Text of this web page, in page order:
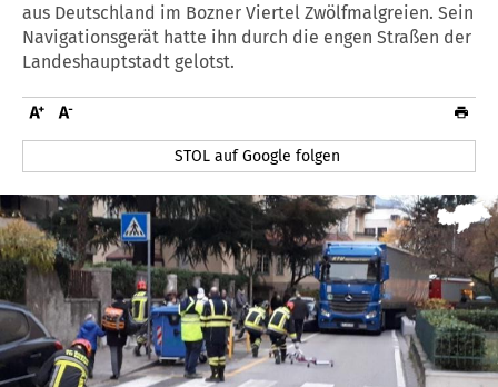
aus Deutschland im Bozner Viertel Zwölfmalgreien. Sein
Navigationsgerät hatte ihn durch die engen Straßen der
Landeshauptstadt gelotst.
STOL auf Google folgen